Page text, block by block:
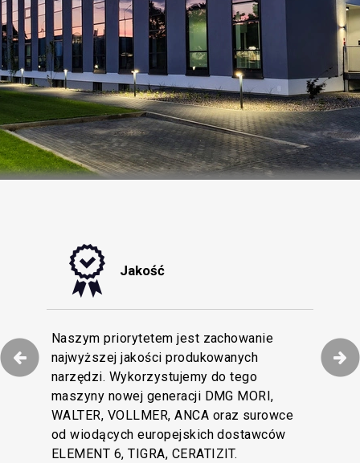
Jakość
Naszym priorytetem jest zachowanie
najwyższej jakości produkowanych
narzędzi. Wykorzystujemy do tego
maszyny nowej generacji DMG MORI,
WALTER, VOLLMER, ANCA oraz surowce
od wiodących europejskich dostawców
ELEMENT 6, TIGRA, CERATIZIT.
procesów
efektywną
Klientów i
na
magazyn z
dostępności
Dokładamy wszelkich starań, by obsługa
Klienta w naszej firmie pozostawała na
najwyższym poziomie. Wielojęzyczny
zespół Obsługi Klienta wesprze Cię swoją
wiedzą techniczną i doświadczeniem.